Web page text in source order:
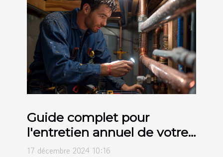
Guide complet pour
l'entretien annuel de votre
système de plomberie
17 décembre 2024 10:16